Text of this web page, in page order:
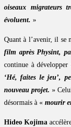
oiseaux migrateurs
évoluent. »
Quant à l’avenir, il
film après Physint,
continue à
‘Hé, faites le jeu’,
nouveau projet. »
désormais à « mourir
Hideo Kojima